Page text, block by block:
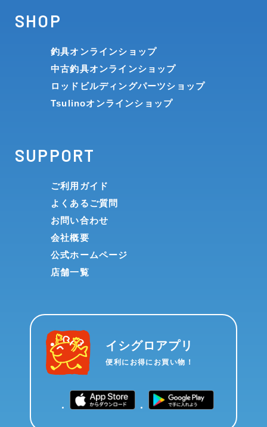
SHOP
釣具オンラインショップ
中古釣具オンラインショップ
ロッドビルディングパーツショップ
Tsulinoオンラインショップ
SUPPORT
ご利用ガイド
よくあるご質問
お問い合わせ
会社概要
公式ホームページ
店舗一覧
イシグロアプリ
便利にお得にお買い物！